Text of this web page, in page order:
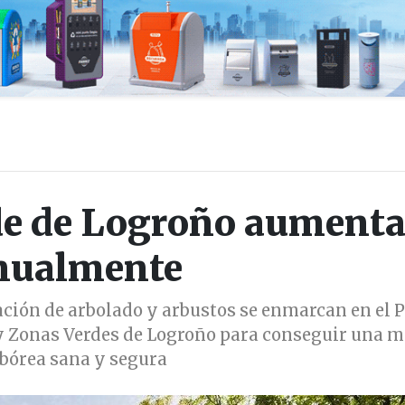
de Logroño aumenta
de arbolado y arbustos se enmarcan en el
Verdes de Logroño para conseguir una
sana y segura